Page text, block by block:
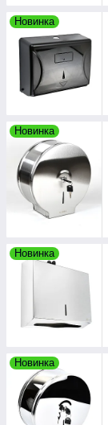
Новинка
Новинка
Новинка
Новинка